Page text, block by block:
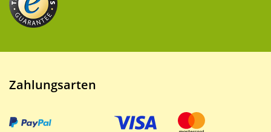
Zahlungsarten